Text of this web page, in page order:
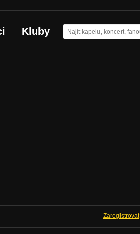
Kluby
Zaregistrovat